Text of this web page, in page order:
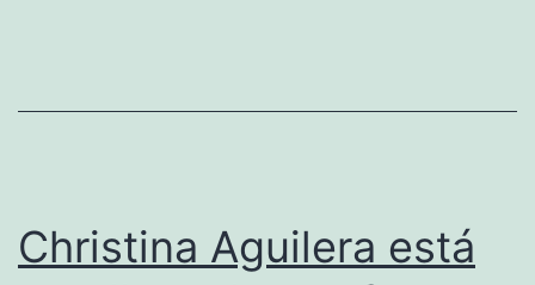
Christina Aguilera está